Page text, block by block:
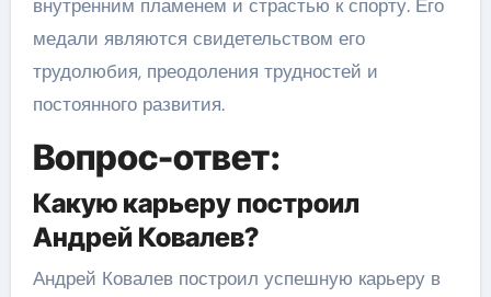
внутренним пламенем и страстью к спорту. Его
медали являются свидетельством его
трудолюбия, преодоления трудностей и
постоянного развития.
Вопрос-ответ:
Какую карьеру построил
Андрей Ковалев?
Андрей Ковалев построил успешную карьеру в